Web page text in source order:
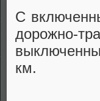
С
дорожно-
км.